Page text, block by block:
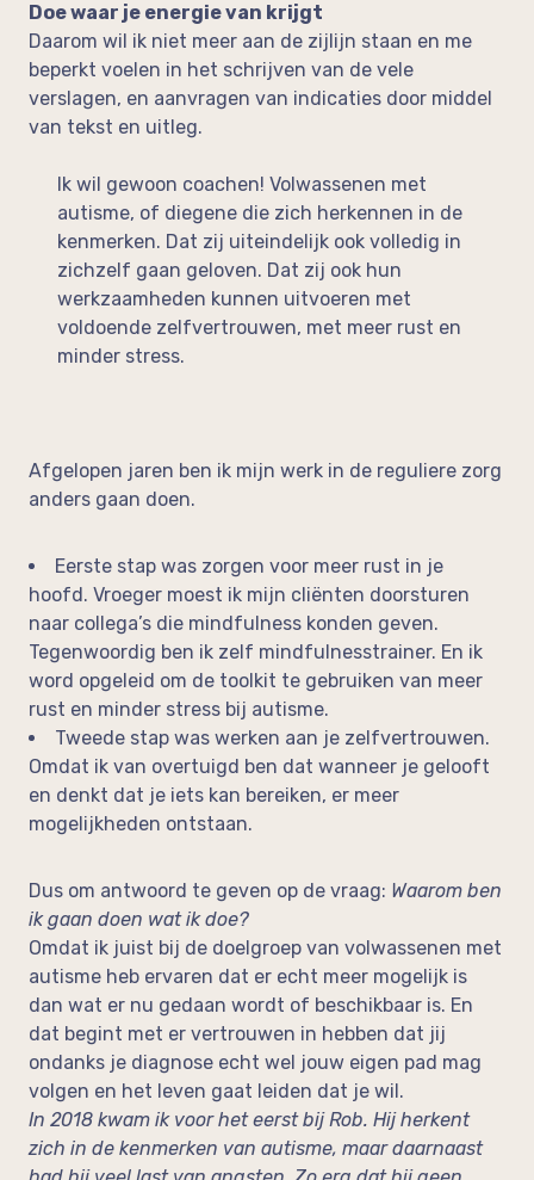
Doe waar je energie van krijgt
Daarom wil ik niet meer aan de zijlijn staan en me
beperkt voelen in het schrijven van de vele
verslagen, en aanvragen van indicaties door middel
van tekst en uitleg.
Ik wil gewoon coachen! Volwassenen met
autisme, of diegene die zich herkennen in de
kenmerken. Dat zij uiteindelijk ook volledig in
zichzelf gaan geloven. Dat zij ook hun
werkzaamheden kunnen uitvoeren met
voldoende zelfvertrouwen, met meer rust en
minder stress.
Afgelopen jaren ben ik mijn werk in de reguliere zorg
anders gaan doen.
Eerste stap was zorgen voor meer rust in je
hoofd. Vroeger moest ik mijn cliënten doorsturen
naar collega’s die mindfulness konden geven.
Tegenwoordig ben ik zelf mindfulnesstrainer. En ik
word opgeleid om de toolkit te gebruiken van meer
rust en minder stress bij autisme.
Tweede stap was werken aan je zelfvertrouwen.
Omdat ik van overtuigd ben dat wanneer je gelooft
en denkt dat je iets kan bereiken, er meer
mogelijkheden ontstaan.
Dus om antwoord te geven op de vraag: Waarom ben
ik gaan doen wat ik doe?
Omdat ik juist bij de doelgroep van volwassenen met
autisme heb ervaren dat er echt meer mogelijk is
dan wat er nu gedaan wordt of beschikbaar is. En
dat begint met er vertrouwen in hebben dat jij
ondanks je diagnose echt wel jouw eigen pad mag
volgen en het leven gaat leiden dat je wil.
In 2018 kwam ik voor het eerst bij Rob. Hij herkent
zich in de kenmerken van autisme, maar daarnaast